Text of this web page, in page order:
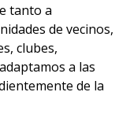
tanto a
de vecinos,
clubes,
a las
de la